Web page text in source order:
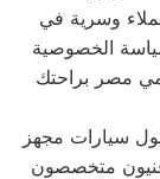
وسرية في
الخصوصية
مصر براحتك
سيارات مجهز
متخصصون